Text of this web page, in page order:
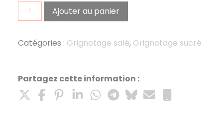
quantité
de
chips
Ajouter au panier
Catégories : Grignotage salé, Grignotage sucré
Partagez cette information :